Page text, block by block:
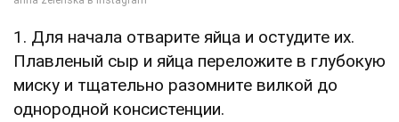
1. Для начала отварите яйца и остудите их.
Плавленый сыр и яйца переложите в глубокую
миску и тщательно разомните вилкой до
однородной консистенции.